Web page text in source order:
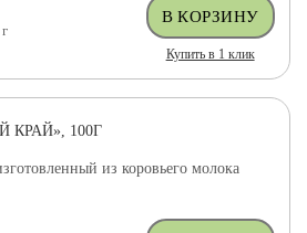
г
Купить в 1 клик
100Г
из коровьего молока